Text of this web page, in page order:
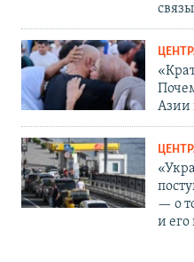
Азии
— о
и его